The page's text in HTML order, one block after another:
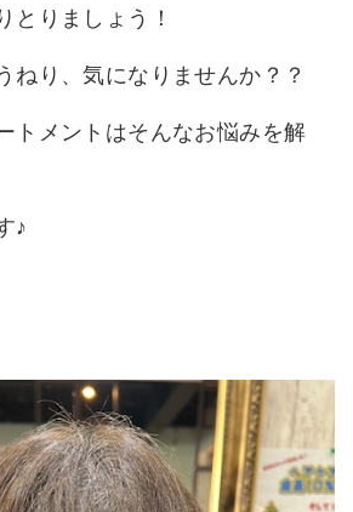
とりましょう！
ねり、気になりませんか？？
トメントはそんなお悩みを解
♪